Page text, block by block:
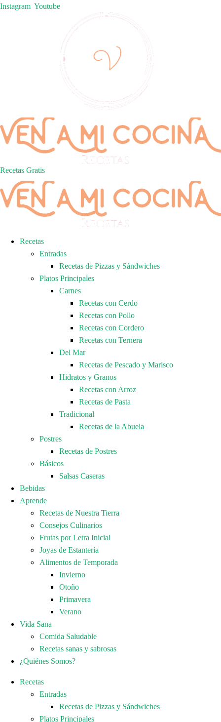
Instagram Youtube
Recetas Gratis
Recetas
Entradas
Recetas de Pizzas y Sándwiches
Platos Principales
Carnes
Recetas con Cerdo
Recetas con Pollo
Recetas con Cordero
Recetas con Ternera
Del Mar
Recetas de Pescado y Marisco
Hidratos y Granos
Recetas con Arroz
Recetas de Pasta
Tradicional
Recetas de la Abuela
Postres
Recetas de Postres
Básicos
Salsas Caseras
Bebidas
Aprende
Recetas de Nuestra Tierra
Consejos Culinarios
Frutas por Letra Inicial
Joyas de Estantería
Alimentos de Temporada
Invierno
Otoño
Primavera
Verano
Vida Sana
Comida Saludable
Recetas sanas y sabrosas
¿Quiénes Somos?
Recetas
Entradas
Recetas de Pizzas y Sándwiches
Platos Principales